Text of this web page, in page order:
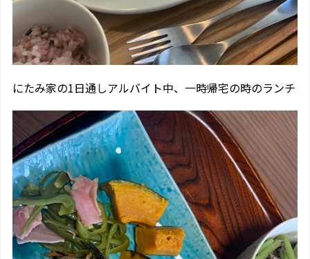
にたみ家の1日通しアルバイト中、一時帰宅の時のランチ